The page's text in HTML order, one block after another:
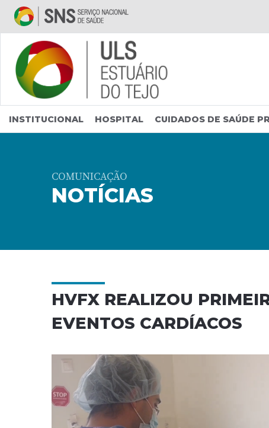
Saltar para conteúdo principal
INSTITUCIONAL HOSPITAL CUIDADOS DE SAÚDE
COMUNICAÇÃO
NOTÍCIAS
HVFX REALIZOU
EVENTOS CARDÍACOS